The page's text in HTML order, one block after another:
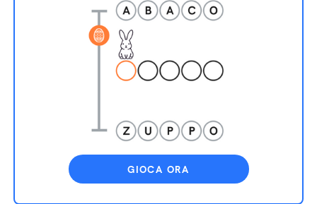
GIOCA ORA